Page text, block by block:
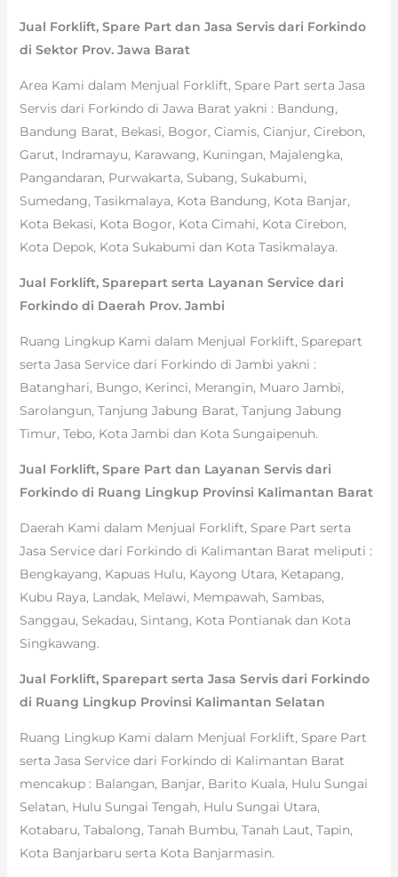
Jual Forklift, Spare Part dan Jasa Servis dari Forkindo
di Sektor Prov. Jawa Barat
Area Kami dalam Menjual Forklift, Spare Part serta Jasa
Servis dari Forkindo di Jawa Barat yakni : Bandung,
Bandung Barat, Bekasi, Bogor, Ciamis, Cianjur, Cirebon,
Garut, Indramayu, Karawang, Kuningan, Majalengka,
Pangandaran, Purwakarta, Subang, Sukabumi,
Sumedang, Tasikmalaya, Kota Bandung, Kota Banjar,
Kota Bekasi, Kota Bogor, Kota Cimahi, Kota Cirebon,
Kota Depok, Kota Sukabumi dan Kota Tasikmalaya.
Jual Forklift, Sparepart serta Layanan Service dari
Forkindo di Daerah Prov. Jambi
Ruang Lingkup Kami dalam Menjual Forklift, Sparepart
serta Jasa Service dari Forkindo di Jambi yakni :
Batanghari, Bungo, Kerinci, Merangin, Muaro Jambi,
Sarolangun, Tanjung Jabung Barat, Tanjung Jabung
Timur, Tebo, Kota Jambi dan Kota Sungaipenuh.
Jual Forklift, Spare Part dan Layanan Servis dari
Forkindo di Ruang Lingkup Provinsi Kalimantan Barat
Daerah Kami dalam Menjual Forklift, Spare Part serta
Jasa Service dari Forkindo di Kalimantan Barat meliputi :
Bengkayang, Kapuas Hulu, Kayong Utara, Ketapang,
Kubu Raya, Landak, Melawi, Mempawah, Sambas,
Sanggau, Sekadau, Sintang, Kota Pontianak dan Kota
Singkawang.
Jual Forklift, Sparepart serta Jasa Servis dari Forkindo
di Ruang Lingkup Provinsi Kalimantan Selatan
Ruang Lingkup Kami dalam Menjual Forklift, Spare Part
serta Jasa Service dari Forkindo di Kalimantan Barat
mencakup : Balangan, Banjar, Barito Kuala, Hulu Sungai
Selatan, Hulu Sungai Tengah, Hulu Sungai Utara,
Kotabaru, Tabalong, Tanah Bumbu, Tanah Laut, Tapin,
Kota Banjarbaru serta Kota Banjarmasin.